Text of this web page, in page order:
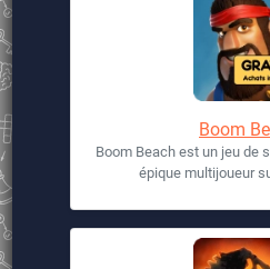
Boom
Boom Beach est un jeu de
épique multijoueur